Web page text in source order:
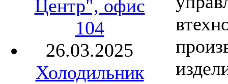
Центр", офис
104
26.03.2025
Холодильник